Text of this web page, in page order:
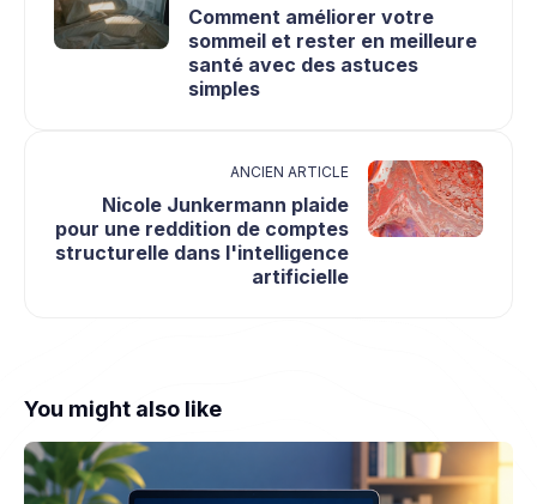
Comment améliorer votre
sommeil et rester en meilleure
santé avec des astuces
simples
ANCIEN ARTICLE
Nicole Junkermann plaide
pour une reddition de comptes
structurelle dans l'intelligence
artificielle
You might also like